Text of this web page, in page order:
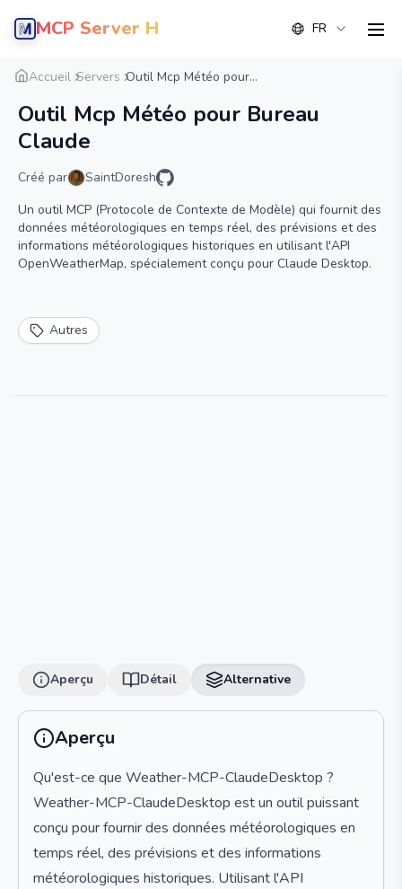
MCP Server Hub FR
Accueil Servers Outil Mcp Météo pour...
Outil Mcp Météo pour Bureau
Claude
Créé par
SaintDoresh
Un outil MCP (Protocole de Contexte de Modèle) qui fournit des
données météorologiques en temps réel, des prévisions et des
informations météorologiques historiques en utilisant l'API
OpenWeatherMap, spécialement conçu pour Claude Desktop.
Autres
Aperçu Détail Alternative
Aperçu Détail Alternative
Aperçu
Qu'est-ce que Weather-MCP-ClaudeDesktop ?
Weather-MCP-ClaudeDesktop est un outil puissant
conçu pour fournir des données météorologiques en
temps réel, des prévisions et des informations
météorologiques historiques. Utilisant l'API